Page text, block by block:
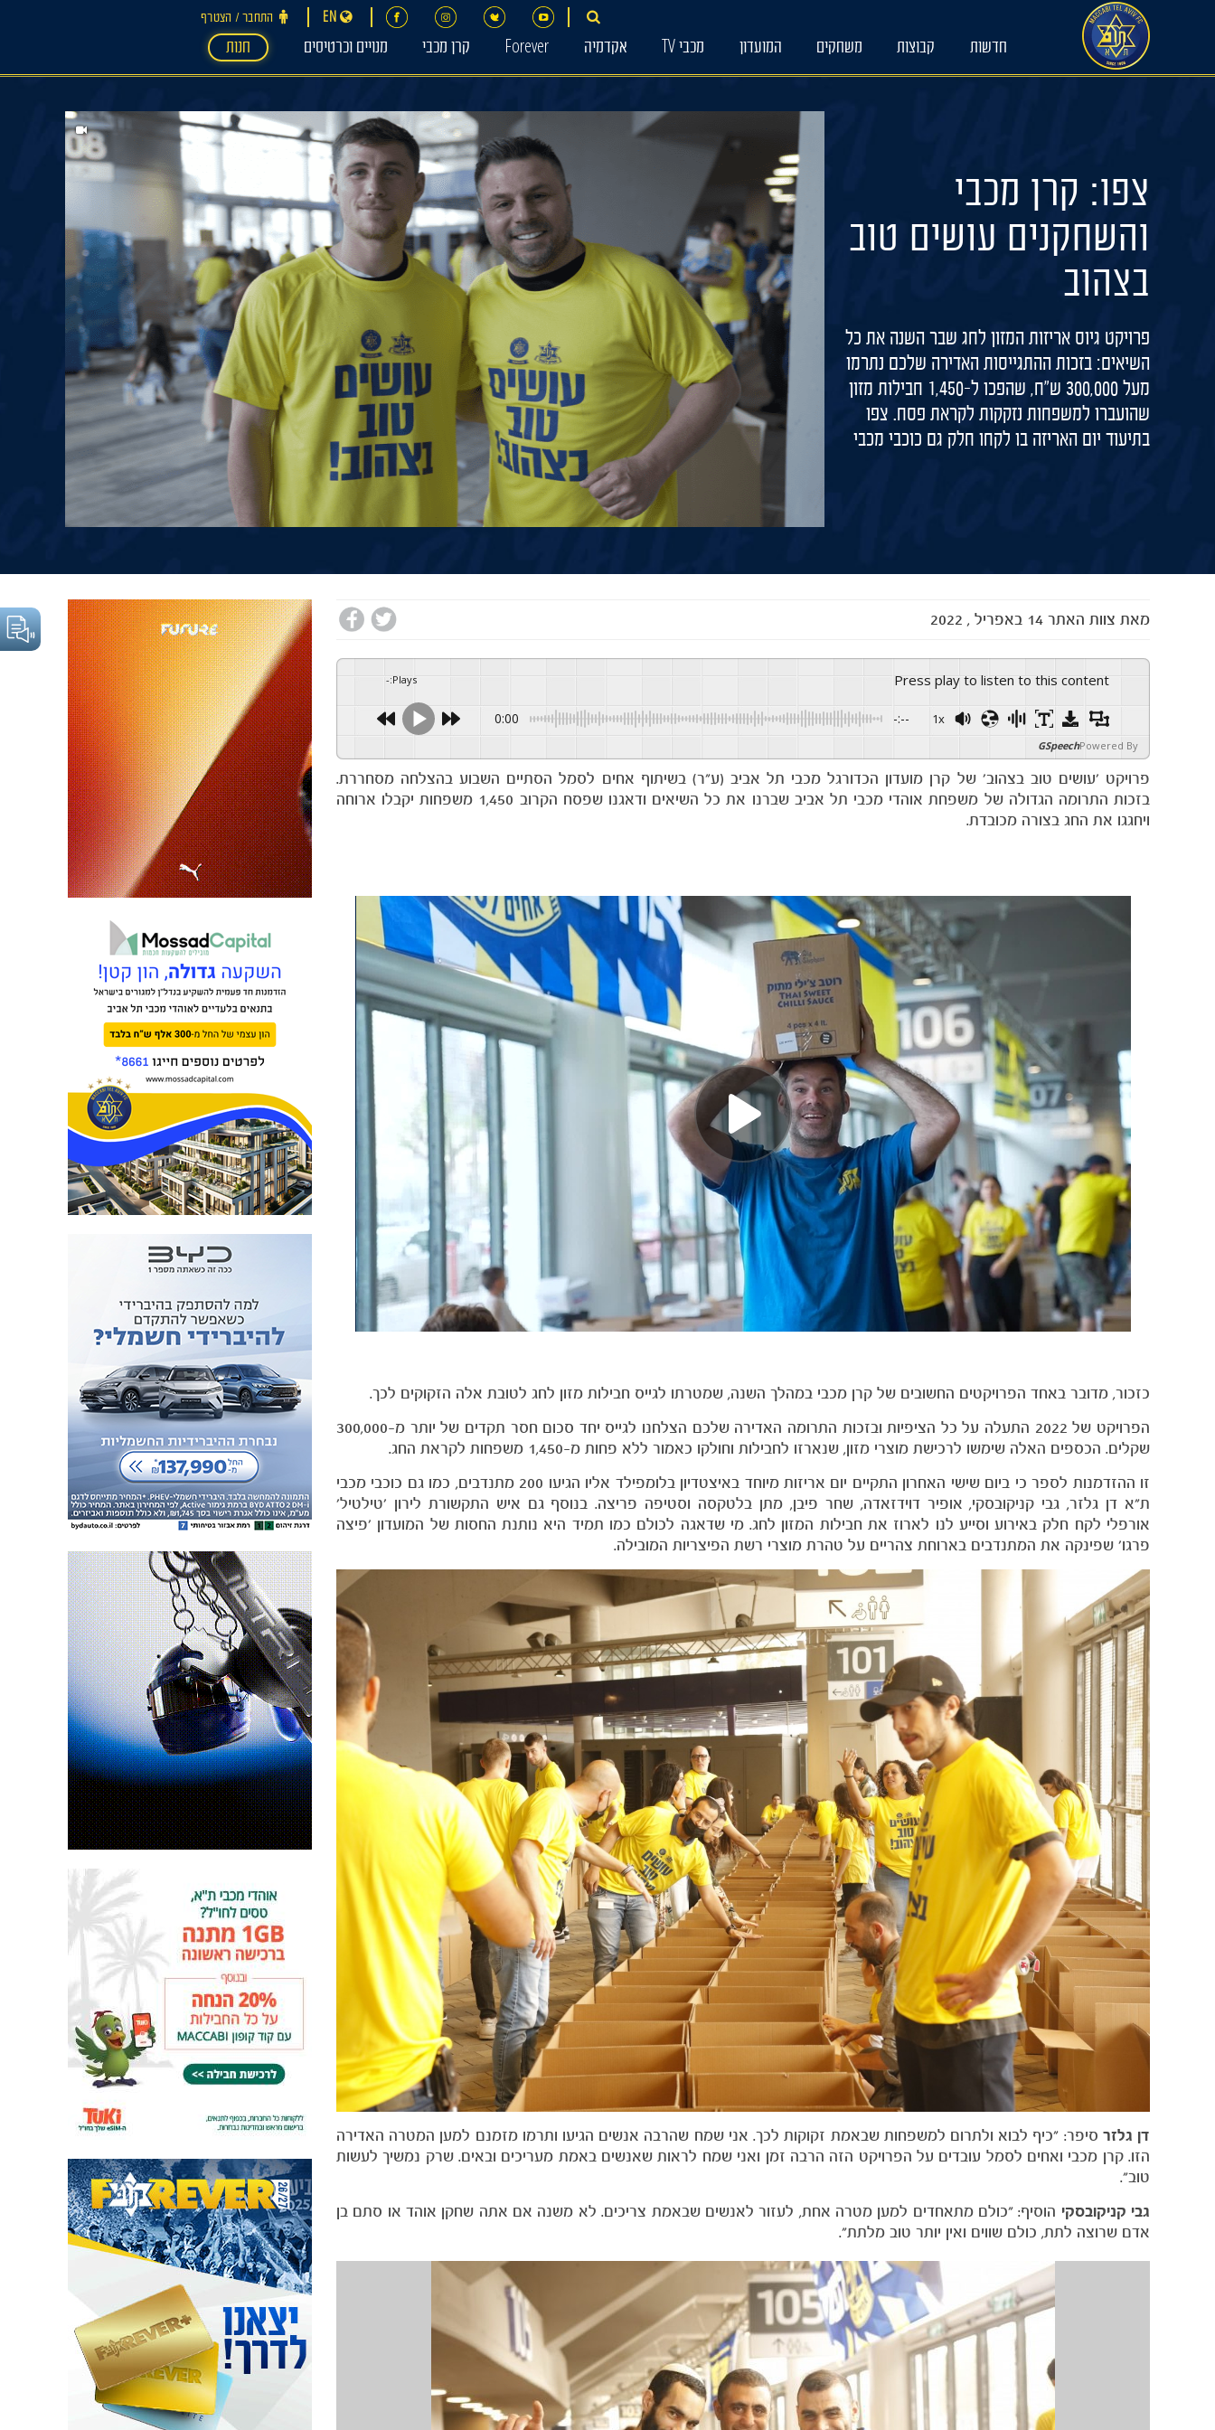
התחבר ‪/‬ הצטרף EN
חדשות קבוצות משחקים המועדון מכבי TV אקדמיה Forever קרן מכבי מנויים וכרטיסים חנות
צפו: קרן מכבי
והשחקנים עושים טוב
בצהוב
פרויקט גיוס אריזות המזון לחג שבר השנה את כל
השיאים: בזכות ההתגייסות האדירה שלכם נתרמו
מעל 300,000 ש"ח, שהפכו ל-1,450 חבילות מזון
שהועברו למשפחות נזקקות לקראת פסח. צפו
בתיעוד יום האריזה בו לקחו חלק גם כוכבי מכבי
מאת צוות האתר 14 באפריל , 2022
Press play to listen to this content
Plays
:
-
0:00 -:-- 1x
Powered By
GSpeech
פרויקט 'עושים טוב בצהוב' של קרן מועדון הכדורגל מכבי תל אביב (ע"ר) בשיתוף אחים לסמל הסתיים השבוע בהצלחה מסחררת.
בזכות התרומה הגדולה של משפחת אוהדי מכבי תל אביב שברנו את כל השיאים ודאגנו שפסח הקרוב 1,450 משפחות יקבלו ארוחה
ויחגגו את החג בצורה מכובדת.
כזכור, מדובר באחד הפרויקטים החשובים של קרן מכבי במהלך השנה, שמטרתו לגייס חבילות מזון לחג לטובת אלה הזקוקים לכך.
הפרויקט של 2022 התעלה על כל הציפיות ובזכות התרומה האדירה שלכם הצלחנו לגייס יחד סכום חסר תקדים של יותר מ-300,000
שקלים. הכספים האלה שימשו לרכישת מוצרי מזון, שנארזו לחבילות וחולקו כאמור ללא פחות מ-1,450 משפחות לקראת החג.
זו ההזדמנות לספר כי ביום שישי האחרון התקיים יום אריזות מיוחד באיצטדיון בלומפילד אליו הגיעו 200 מתנדבים, כמו גם כוכבי מכבי
ת"א דן גלזר, גבי קניקובסקי, אופיר דוידזאדה, שחר פיבן, מתן בלטקסה וסטיפה פריצה. בנוסף גם איש התקשורת לירון 'טילטיל'
אורפלי לקח חלק באירוע וסייע לנו לארוז את חבילות המזון לחג. מי שדאגה לכולם כמו תמיד היא נותנת החסות של המועדון 'פיצה
פרגו' שפינקה את המתנדבים בארוחת צהריים על טהרת מוצרי רשת הפיצריות המובילה.
דן גלזר סיפר: "כיף לבוא ולתרום למשפחות שבאמת זקוקות לכך. אני שמח שהרבה אנשים הגיעו ותרמו מזמנם למען המטרה האדירה
הזו. קרן מכבי ואחים לסמל עובדים על הפרויקט הזה הרבה זמן ואני שמח לראות שאנשים באמת מעריכים ובאים. שרק נמשיך לעשות
טוב".
גבי קניקובסקי הוסיף: "כולם מתאחדים למען מטרה אחת, לעזור לאנשים שבאמת צריכים. לא משנה אם אתה שחקן אוהד או סתם בן
אדם שרוצה לתת, כולם שווים ואין יותר טוב מלתת".